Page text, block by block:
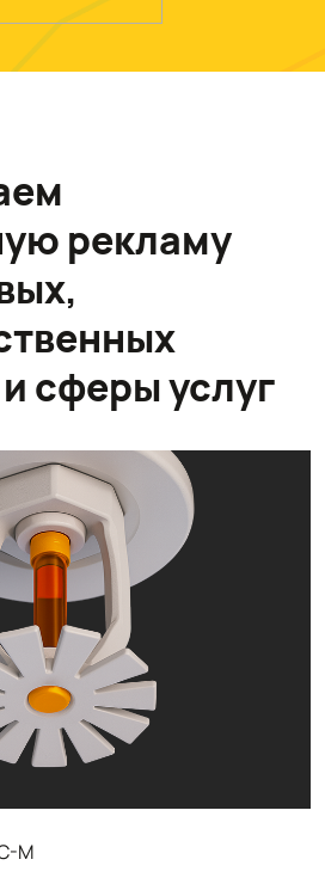
рекламу
сферы услуг
М